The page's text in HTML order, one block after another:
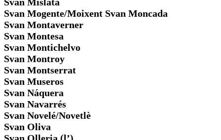
Svan Mogente/Moixent Svan Moncada
Svan Montaverner
Svan Montesa
Svan Montichelvo
Svan Montroy
Svan Montserrat
Svan Museros
Svan Náquera
Svan Navarrés
Svan Novelé/Novetlè
Svan Oliva